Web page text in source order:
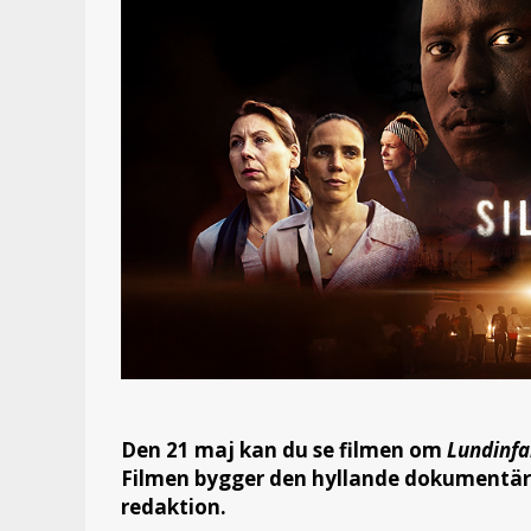
Den 21 maj kan du se filmen om
Filmen bygger den hyllande
redaktion.